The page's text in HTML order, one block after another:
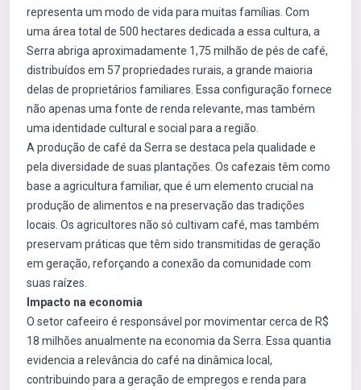
representa um modo de vida para muitas famílias. Com
uma área total de 500 hectares dedicada a essa cultura, a
Serra abriga aproximadamente 1,75 milhão de pés de café,
distribuídos em 57 propriedades rurais, a grande maioria
delas de proprietários familiares. Essa configuração fornece
não apenas uma fonte de renda relevante, mas também
uma identidade cultural e social para a região.
A produção de café da Serra se destaca pela qualidade e
pela diversidade de suas plantações. Os cafezais têm como
base a agricultura familiar, que é um elemento crucial na
produção de alimentos e na preservação das tradições
locais. Os agricultores não só cultivam café, mas também
preservam práticas que têm sido transmitidas de geração
em geração, reforçando a conexão da comunidade com
suas raízes.
Impacto na economia
O setor cafeeiro é responsável por movimentar cerca de R$
18 milhões anualmente na economia da Serra. Essa quantia
evidencia a relevância do café na dinâmica local,
contribuindo para a geração de empregos e renda para